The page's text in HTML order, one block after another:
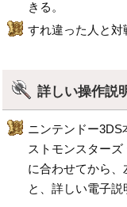
きる。
すれ違った人と対
詳しい操作説
ニンテンドー3DS
ストモンスター
に合わせてから
と、詳しい電子